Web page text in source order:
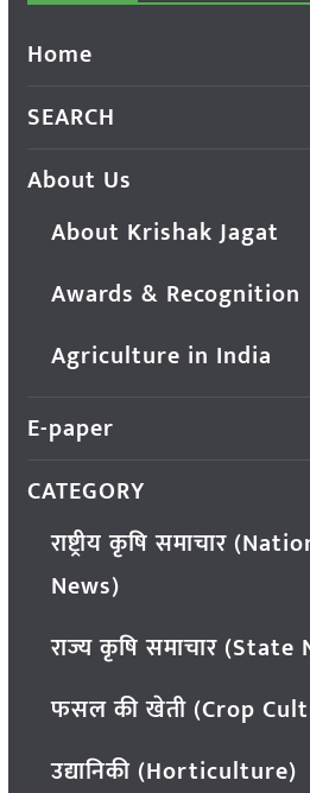
Home
SEARCH
About Us
About Krishak Jagat
Awards & Recognition
Agriculture in India
E-paper
CATEGORY
राष्ट्रीय कृषि समाचार
News)
राज्य कृषि समाचार (State
फसल की खेती (Crop
उद्यानिकी (Horticulture)